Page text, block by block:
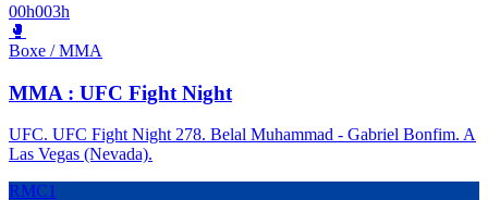
00h003h
🥊
Boxe / MMA
MMA : UFC Fight Night
UFC. UFC Fight Night 278. Belal Muhammad - Gabriel Bonfim. A
Las Vegas (Nevada).
RMC1